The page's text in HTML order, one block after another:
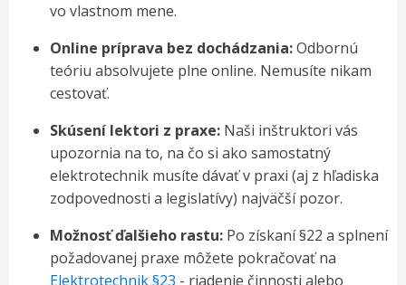
vo vlastnom mene.
Online príprava bez dochádzania:Odbornú
teóriu absolvujete plne online. Nemusíte nikam
cestovať.
Skúsení lektori z praxe: Naši inštruktori vás
upozornia na to, na čo si ako samostatný
elektrotechnik musíte dávať v praxi (aj z hľadiska
zodpovednosti a legislatívy) najväčší pozor.
Možnosť ďalšieho rastu: Po získaní §22 a splnení
požadovanej praxe môžete pokračovať na
Elektrotechnik §23 - riadenie činnosti alebo